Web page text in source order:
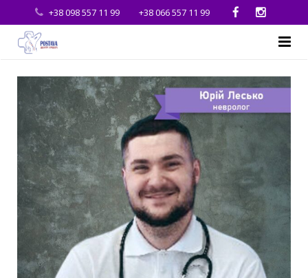
+38 098 557 11 99 +38 066 557 11 99
Головна
Про нас
Послуги
Ціни
Спеціальні пропозиції
Франчайзинг
Школа